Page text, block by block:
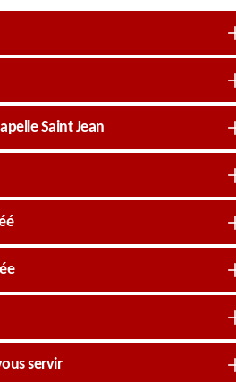
Saint Jean
servir